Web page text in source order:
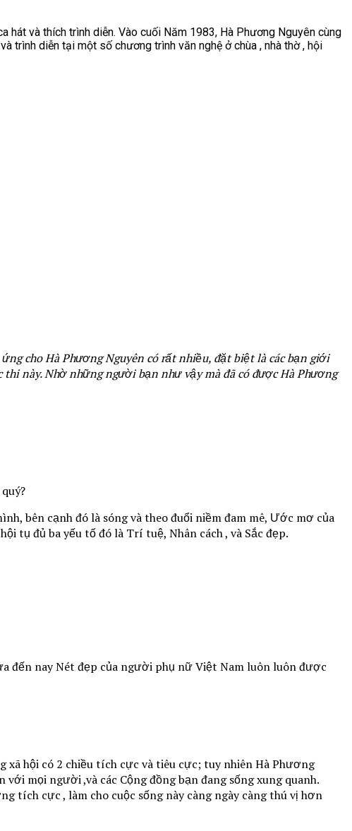
hát và thích trình diễn. Vào cuối Năm 1983, Hà Phương Nguyên cùng
trình diễn tại một số chương trình văn nghệ ở chùa , nhà thờ , hội
cho Hà Phương Nguyên có rất nhiều, đặt biệt là các bạn giới
này. Nhờ những người bạn như vậy mà đã có được Hà Phương
bên cạnh đó là sóng và theo đuổi niềm đam mê, Ước mơ của
tụ đủ ba yếu tố đó là Trí tuệ, Nhân cách , và Sắc đẹp.
đến nay Nét đẹp của người phụ nữ Việt Nam luôn luôn được
xã hội có 2 chiều tích cực và tiêu cực; tuy nhiên Hà Phương
mọi người ,và các Cộng đồng bạn đang sống xung quanh.
tích cực , làm cho cuộc sống này càng ngày càng thú vị hơn